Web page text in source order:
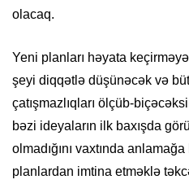
olacaq.
Yeni planları həyata
şeyi diqqətlə düşünəcək və
çatışmazlıqları ölçüb-
bəzi ideyaların ilk baxışda
olmadığını vaxtında
planlardan imtina etməklə